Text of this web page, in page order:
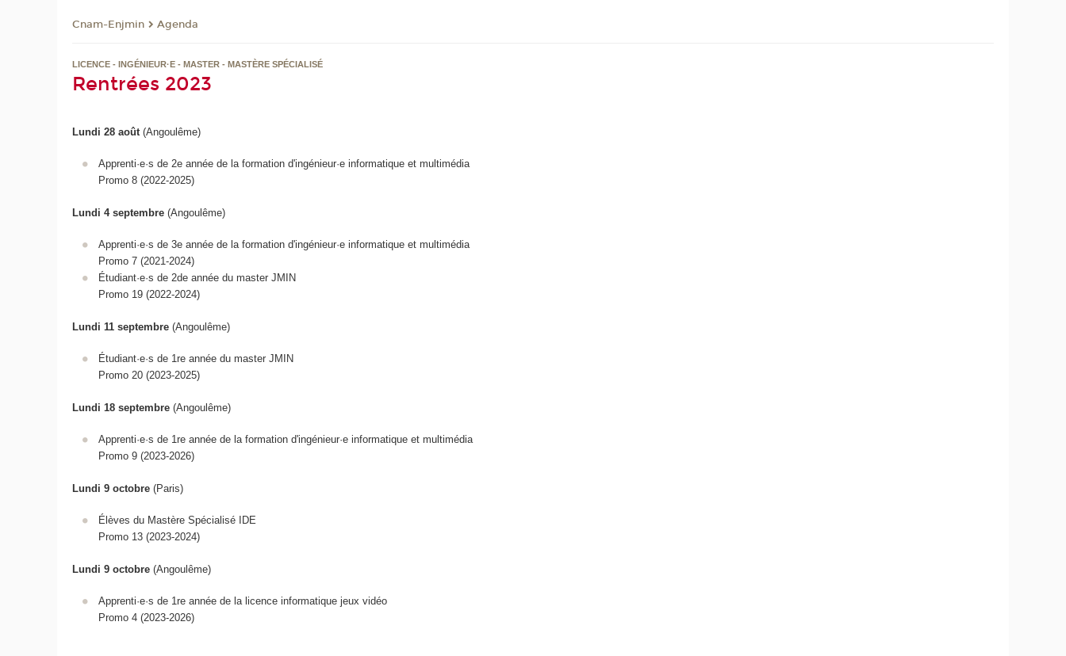
Cnam-Enjmin Agenda
LICENCE - INGÉNIEUR·E - MASTER - MASTÈRE SPÉCIALISÉ
Rentrées 2023
Lundi 28 août(Angoulême)
Apprenti·e·s de 2e année de la formation d'ingénieur·e informatique et multimédia
Promo 8 (2022-2025)
Lundi 4 septembre(Angoulême)
Apprenti·e·s de 3e année de la formation d'ingénieur·e informatique et multimédia
Promo 7 (2021-2024)
Étudiant·e·s de 2de année du master JMIN
Promo 19 (2022-2024)
Lundi 11 septembre(Angoulême)
Étudiant·e·s de 1re année du master JMIN
Promo 20 (2023-2025)
Lundi 18 septembre(Angoulême)
Apprenti·e·s de 1re année de la formation d'ingénieur·e informatique et multimédia
Promo 9 (2023-2026)
Lundi 9 octobre (Paris)
Élèves du Mastère Spécialisé IDE
Promo 13 (2023-2024)
Lundi 9 octobre(Angoulême)
Apprenti·e·s de 1re année de la licence informatique jeux vidéo
Promo 4 (2023-2026)